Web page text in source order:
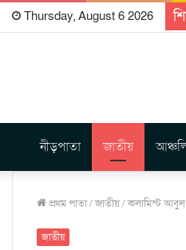
Thursday, August 6 2026
নীড়পাতা জাতীয়
প্রথম পাতা/জাতীয়/কলামিস্ট আবুল
জাতীয়